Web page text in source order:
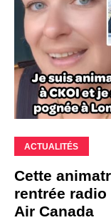
ACTUALITÉS
Cette
rentrée radio
Air Canada